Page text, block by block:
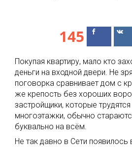
145
Покупая квартиру, мало кто
деньги на входной двери. Не
поговорка сравнивает дом с
же крепость без хороших
застройщики, которые
многоэтажки, обычно
буквально на всём.
Не так давно в Сети